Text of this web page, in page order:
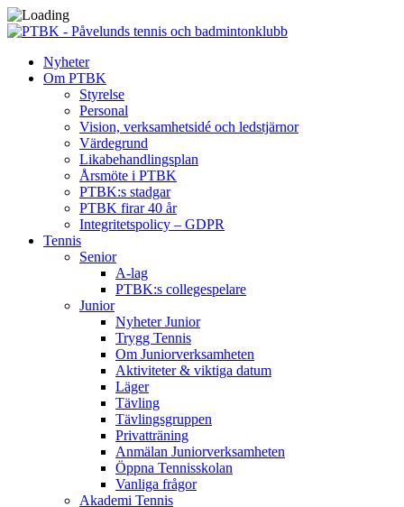
Nyheter
Om PTBK
Styrelse
Personal
Vision, verksamhetsidé och ledstjärnor
Värdegrund
Likabehandlingsplan
Årsmöte i PTBK
PTBK:s stadgar
PTBK firar 40 år
Integritetspolicy – GDPR
Tennis
Senior
A-lag
PTBK:s collegespelare
Junior
Nyheter Junior
Trygg Tennis
Om Juniorverksamheten
Aktiviteter & viktiga datum
Läger
Tävling
Tävlingsgruppen
Privatträning
Anmälan Juniorverksamheten
Öppna Tennisskolan
Vanliga frågor
Akademi Tennis